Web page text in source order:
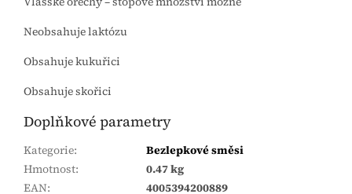
Neobsahuje laktózu
Obsahuje kukuřici
Obsahuje skořici
Doplňkové parametry
Kategorie:
Bezlepkové směsi
Hmotnost:
0.47 kg
EAN:
4005394200889